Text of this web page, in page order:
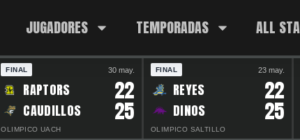
JUGADORES TEMPORADAS ALL
FINAL 30 may.
RAPTORS 22
CAUDILLOS 25
OLIMPICO UACH
FINAL 23 may.
REYES 22
DINOS 25
OLIMPICO SALTILLO